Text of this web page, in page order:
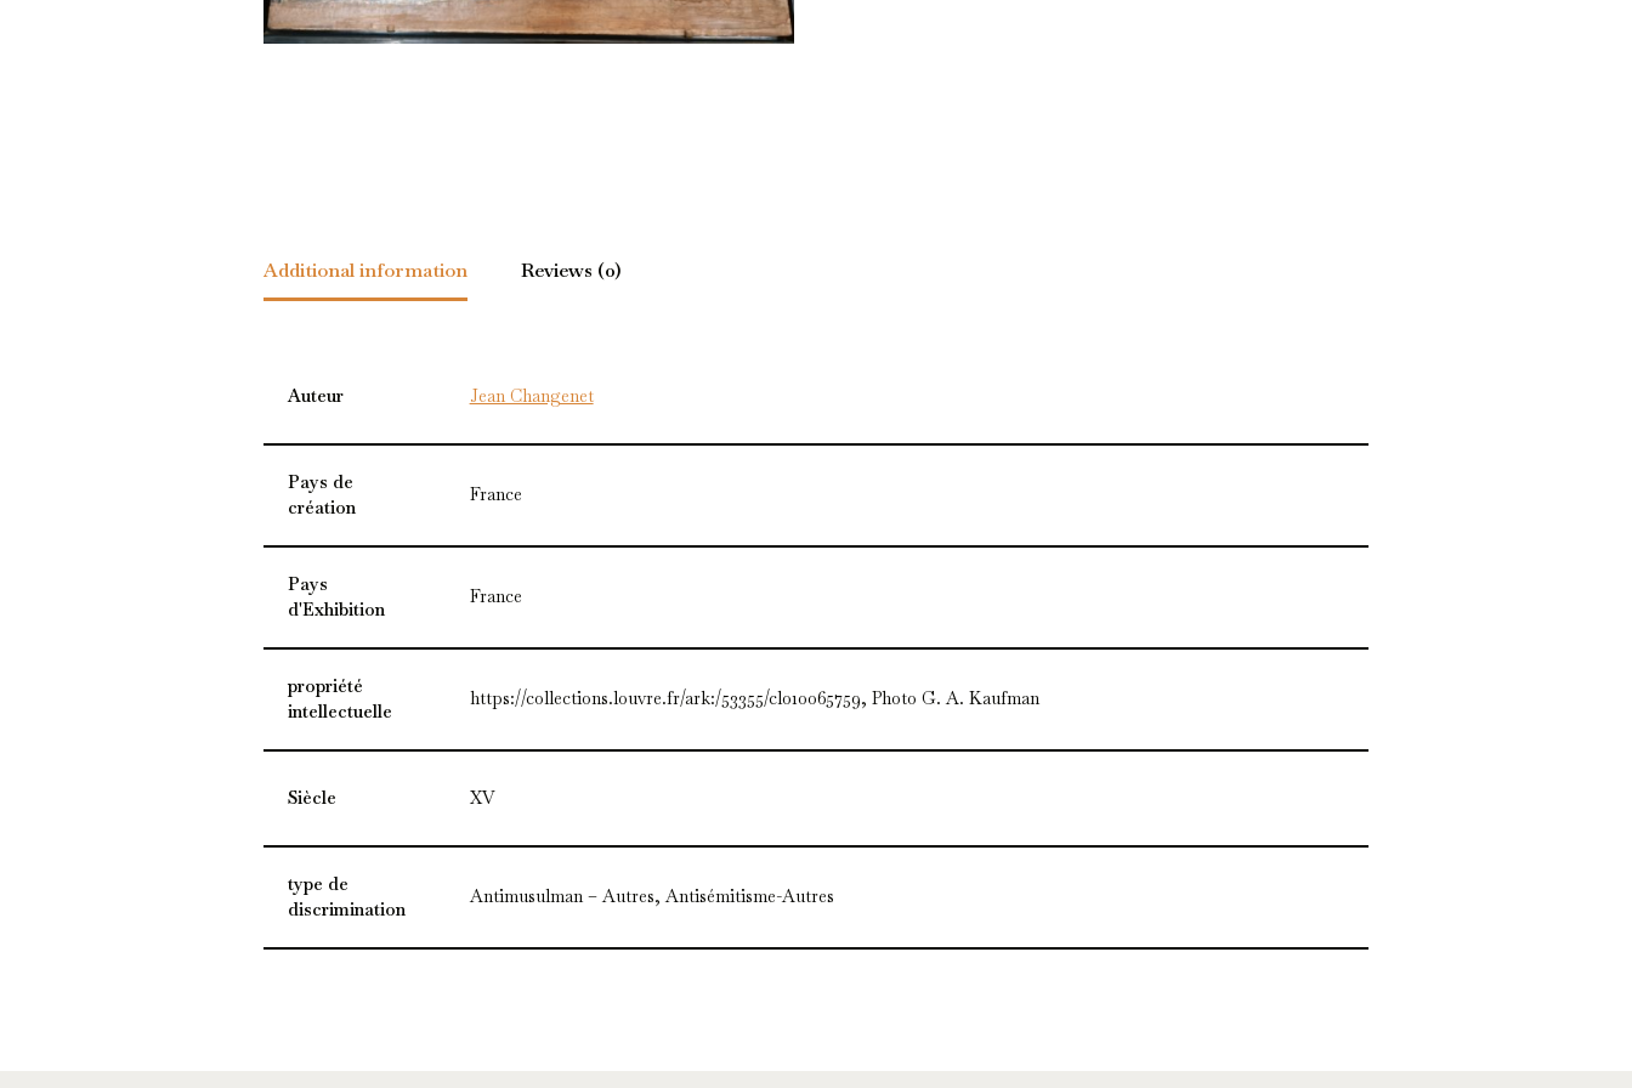
Additional information Reviews (0)
Auteur Jean Changenet
Pays de
création
France
Pays
d'Exhibition
France
propriété
intellectuelle
https://collections.louvre.fr/ark:/53355/cl010065759, Photo G. A. Kaufman
Siècle XV
type de
discrimination
Antimusulman – Autres, Antisémitisme-Autres